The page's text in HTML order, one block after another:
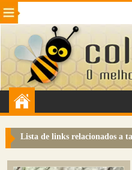
Beleza Cinema e TV
Internet Jogos NotÃ­cias
VeÃ­culos Adulto
Sugerir Link
Lista de links relacionados a